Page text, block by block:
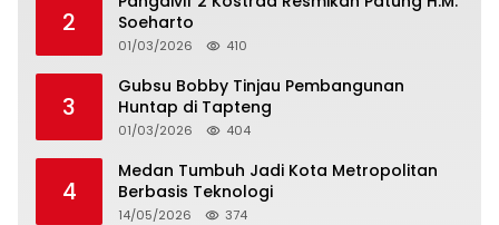
2
Soeharto
01/03/2026 410
3
Gubsu Bobby Tinjau Pembangunan
Huntap di Tapteng
01/03/2026 404
4
Medan Tumbuh Jadi Kota Metropolitan
Berbasis Teknologi
14/05/2026 374